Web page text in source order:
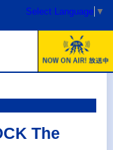
Select Language ▼
The